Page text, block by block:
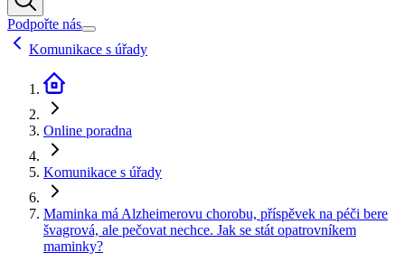
Podpořte nás
Komunikace s úřady
Online poradna
Komunikace s úřady
Maminka má Alzheimerovu chorobu, příspěvek na péči bere
švagrová, ale pečovat nechce. Jak se stát opatrovníkem
maminky?